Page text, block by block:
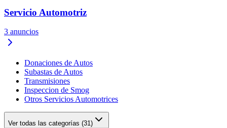
Servicio Automotriz
3 anuncios
Donaciones de Autos
Subastas de Autos
Transmisiones
Inspeccion de Smog
Otros Servicios Automotrices
Ver todas las categorías (31)